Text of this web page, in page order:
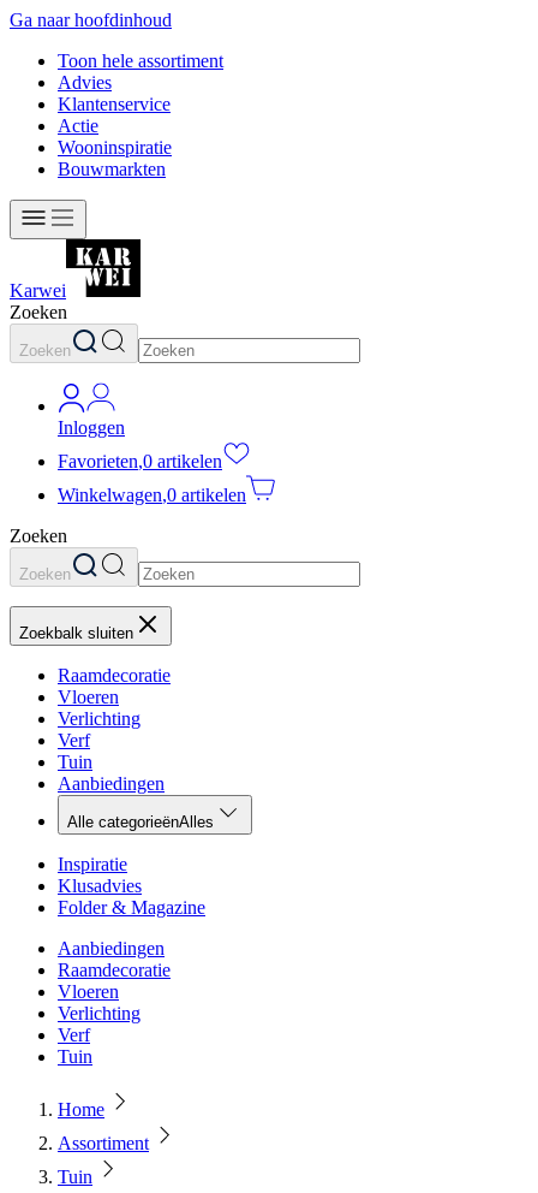
Ga naar hoofdinhoud
Toon hele assortiment
Advies
Klantenservice
Actie
Wooninspiratie
Bouwmarkten
Karwei
Zoeken
Zoeken
Inloggen
Favorieten,0 artikelen
Winkelwagen,0 artikelen
Zoeken
Zoeken
Zoekbalk sluiten
Raamdecoratie
Vloeren
Verlichting
Verf
Tuin
Aanbiedingen
Alle categorieënAlles
Inspiratie
Klusadvies
Folder & Magazine
Aanbiedingen
Raamdecoratie
Vloeren
Verlichting
Verf
Tuin
Home
Assortiment
Tuin